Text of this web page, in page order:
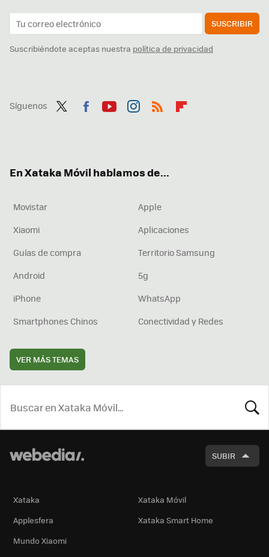
SUSCRIBIR
Suscribiéndote aceptas nuestra política de privacidad
Síguenos
En Xataka Móvil hablamos de...
Movistar
Apple
Xiaomi
Aplicaciones
Guías de compra
Territorio Samsung
Android
5g
iPhone
WhatsApp
Smartphones Chinos
Conectividad y Redes
VER MÁS TEMAS
SUBIR
Xataka
Xataka Móvil
Applesfera
Xataka Smart Home
Mundo Xiaomi